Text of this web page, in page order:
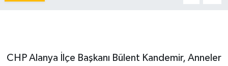
CHP Alanya İlçe Başkanı Bülent Kandemir, Anneler